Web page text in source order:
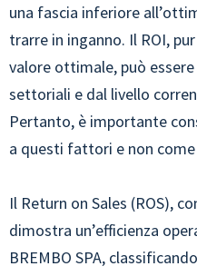
una fascia inferiore
trarre in inganno. Il ROI,
valore ottimale, può
settoriali e dal livello
Pertanto, è importante
a questi fattori e non
Il Return on Sales (ROS),
dimostra un’efficienza
BREMBO SPA,